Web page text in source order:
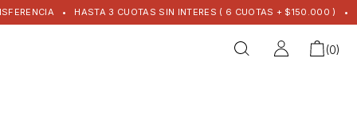
• HASTA 3 CUOTAS SIN INTERES ( 6 CUOTAS + $150.000 ) • ENVIO
(0)